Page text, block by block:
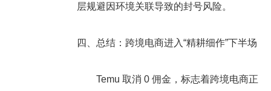
层规避因环境关联导致的封号风险。
四、总结：跨境电商进入“精耕细作”下半场
Temu 取消 0 佣金，标志着跨境电商正